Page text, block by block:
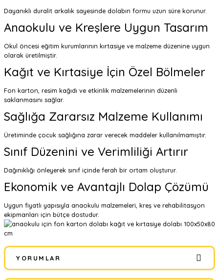
Dayanıklı duralit arkalık sayesinde dolabın formu uzun süre korunur.
Anaokulu ve Kreşlere Uygun Tasarım
Okul öncesi eğitim kurumlarının kırtasiye ve malzeme düzenine uygun
olarak üretilmiştir.
Kağıt ve Kırtasiye İçin Özel Bölmeler
Fon karton, resim kağıdı ve etkinlik malzemelerinin düzenli
saklanmasını sağlar.
Sağlığa Zararsız Malzeme Kullanımı
Üretiminde çocuk sağlığına zarar verecek maddeler kullanılmamıştır.
Sınıf Düzenini ve Verimliliği Artırır
Dağınıklığı önleyerek sınıf içinde ferah bir ortam oluşturur.
Ekonomik ve Avantajlı Dolap Çözümü
Uygun fiyatlı yapısıyla anaokulu malzemeleri, kreş ve rehabilitasyon
ekipmanları için bütçe dostudur.
YORUMLAR